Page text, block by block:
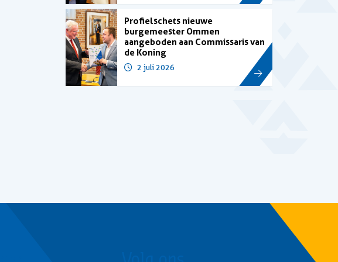
Profielschets nieuwe
burgemeester Ommen
aangeboden aan Commissaris van
de Koning
2 juli 2026